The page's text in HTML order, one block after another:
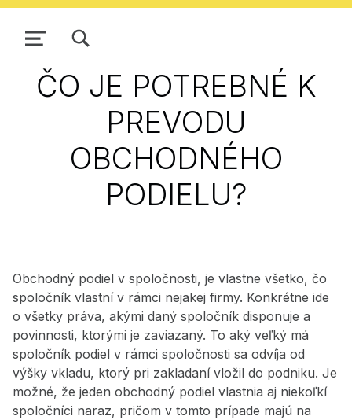
NAVIGÁCIA
ČO JE POTREBNÉ K
PREVODU
OBCHODNÉHO
PODIELU?
Obchodný podiel v spoločnosti, je vlastne všetko, čo
spoločník vlastní v rámci nejakej firmy. Konkrétne ide
o všetky práva, akými daný spoločník disponuje a
povinnosti, ktorými je zaviazaný. To aký veľký má
spoločník podiel v rámci spoločnosti sa odvíja od
výšky vkladu, ktorý pri zakladaní vložil do podniku. Je
možné, že jeden obchodný podiel vlastnia aj niekoľkí
spoločníci naraz, pričom v tomto prípade majú na